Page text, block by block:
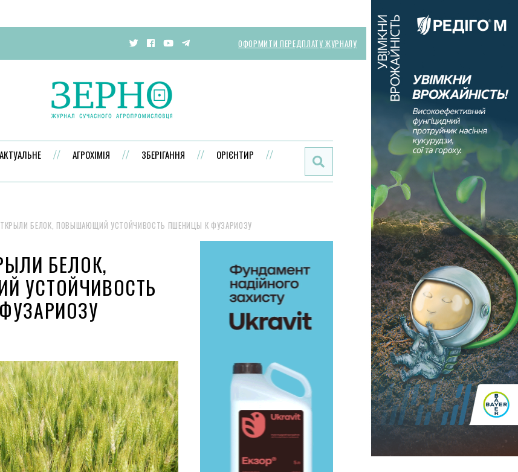
ОФОРМИТИ ПЕРЕДПЛАТУ ЖУРНАЛУ
АКТУАЛЬНЕ АГРОХІМІЯ ЗБЕРІГАННЯ
ОРІЄНТИР
БЕЛОК, ПОВЫШАЮЩИЙ УСТОЙЧИВОСТЬ ПШЕНИЦЫ К ФУЗАРИОЗУ
БЕЛОК,
УСТОЙЧИВОСТЬ